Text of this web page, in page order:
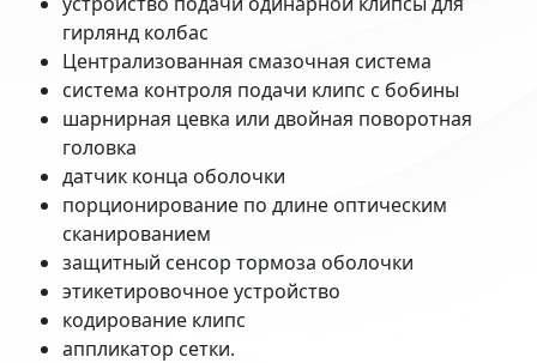
гирлянд колбас
Централизованная смазочная система
система контроля подачи клипс с бобины
шарнирная цевка или двойная поворотная
головка
датчик конца оболочки
порционирование по длине оптическим
сканированием
защитный сенсор тормоза оболочки
этикетировочное устройство
кодирование клипс
аппликатор сетки.